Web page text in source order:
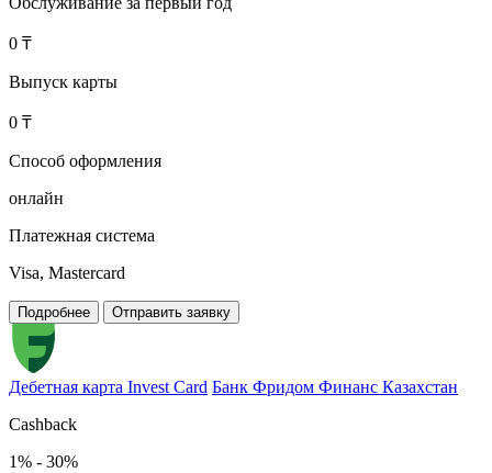
0 ₸
Выпуск карты
0 ₸
Способ оформления
онлайн
Платежная система
Visa, Mastercard
Подробнее Отправить заявку
Дебетная карта Invest Card Банк Фридом Финанс Казахстан
Cashback
1% - 30%